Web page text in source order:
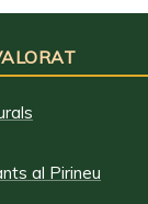
al Pirineu